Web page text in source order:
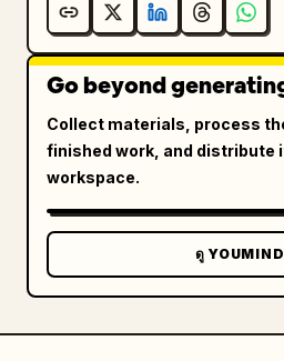
Go beyond
Collect materials, process
finished work, and distribute
workspace.
ดู YOUMIND